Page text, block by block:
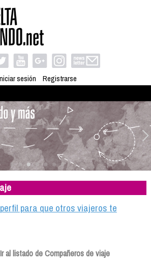
sesión Registrarse
para que otros viajeros te
Ir al listado de Compañeros de viaje